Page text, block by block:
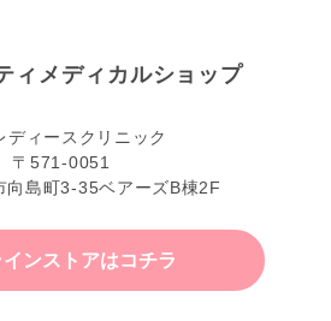
ィ メディカルショップ
ディースクリニック
〒571-0051
向島町3-35ベアーズB棟2F
ンストアはコチラ